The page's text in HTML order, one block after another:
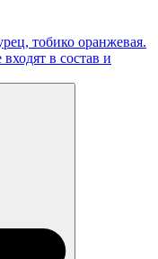
тобико оранжевая.
в состав и